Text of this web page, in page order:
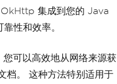
OkHttp 集成到您的 Java
性和效率。
可以高效地从网络来源获
档。 这种方法特别适用于